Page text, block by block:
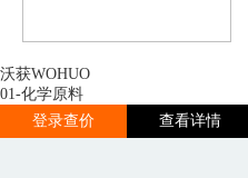
沃获WOHUO
01-化学原料
登录查价
查看详情